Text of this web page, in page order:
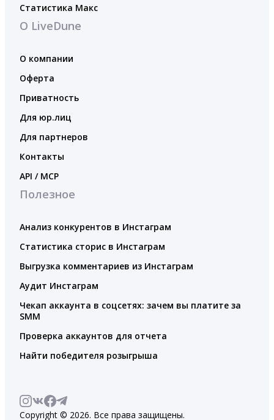
Статистика Макс
О LiveDune
О компании
Оферта
Приватность
Для юр.лиц
Для партнеров
Контакты
API / MCP
Полезное
Анализ конкурентов в Инстаграм
Статистика сторис в Инстаграм
Выгрузка комментариев из Инстаграм
Аудит Инстаграм
Чекап аккаунта в соцсетях: зачем вы платите за
SMM
Проверка аккаунтов для отчета
Найти победителя розыгрыша
Copyright © 2026. Все права защищены.